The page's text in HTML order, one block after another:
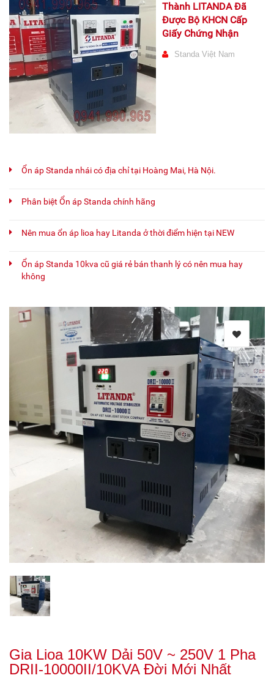
Thành LITANDA Đã
Được Bộ KHCN Cấp
Giấy Chứng Nhận
Standa Việt Nam
Ổn áp Standa nhái có địa chỉ tại Hoàng Mai, Hà Nội.
Phân biệt Ổn áp Standa chính hãng
Nên mua ổn áp lioa hay Litanda ở thời điểm hiện tại NEW
Ổn áp Standa 10kva cũ giá rẻ bán thanh lý có nên mua hay
không
Gia Lioa 10KW Dải 50V ~ 250V 1 Pha
DRII-10000II/10KVA Đời Mới Nhất